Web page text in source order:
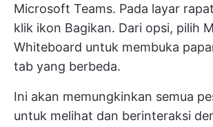
Microsoft Teams. Pada layar
klik ikon Bagikan. Dari opsi, pilih
Whiteboard untuk membuka
tab yang berbeda.
Ini akan memungkinkan semua
untuk melihat dan berinteraksi